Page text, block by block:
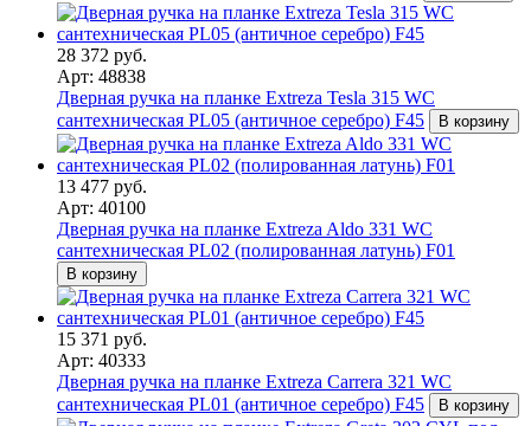
28 372 руб.
Арт: 48838
Дверная ручка на планке Extreza Tesla 315 WC
сантехническая PL05 (античное серебро) F45
В корзину
13 477 руб.
Арт: 40100
Дверная ручка на планке Extreza Aldo 331 WC
сантехническая PL02 (полированная латунь) F01
В корзину
15 371 руб.
Арт: 40333
Дверная ручка на планке Extreza Carrera 321 WC
сантехническая PL01 (античное серебро) F45
В корзину